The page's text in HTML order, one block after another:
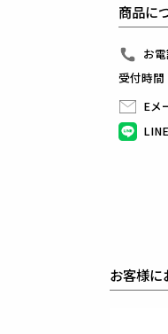
細身なが
また、
組下の
ピンタ
裾始末は
インナー
快適性と
生産国：
水分を吸
アクリ
商品に
お
受付時間
Eメ